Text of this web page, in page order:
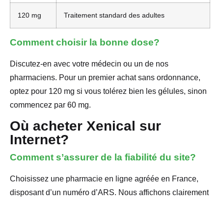
120 mg Traitement standard des adultes
Comment choisir la bonne dose?
Discutez-en avec votre médecin ou un de nos
pharmaciens. Pour un premier achat sans ordonnance,
optez pour 120 mg si vous tolérez bien les gélules, sinon
commencez par 60 mg.
Où acheter Xenical sur
Internet?
Comment s’assurer de la fiabilité du site?
Choisissez une pharmacie en ligne agréée en France,
disposant d’un numéro d’ARS. Nous affichons clairement